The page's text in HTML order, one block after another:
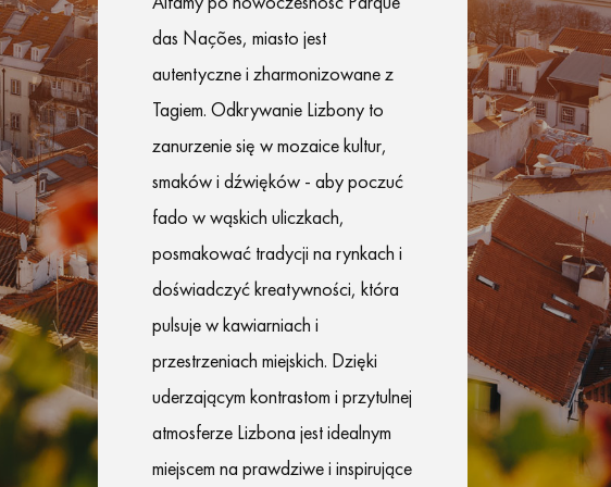
das Nações, miasto jest
autentyczne i zharmonizowane z
Tagiem. Odkrywanie Lizbony to
zanurzenie się w mozaice kultur,
smaków i dźwięków - aby poczuć
fado w wąskich uliczkach,
posmakować tradycji na rynkach i
doświadczyć kreatywności, która
pulsuje w kawiarniach i
przestrzeniach miejskich. Dzięki
uderzającym kontrastom i przytulnej
atmosferze Lizbona jest idealnym
miejscem na prawdziwe i inspirujące